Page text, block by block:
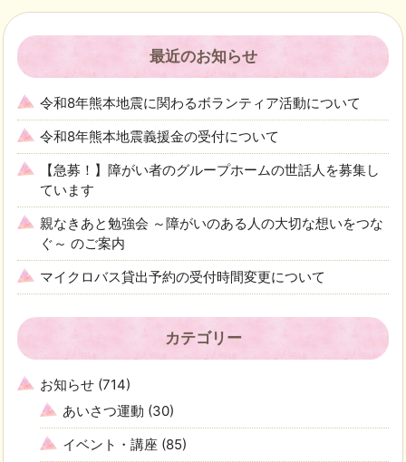
最近のお知らせ
令和8年熊本地震に関わるボランティア活動について
令和8年熊本地震義援金の受付について
【急募！】障がい者のグループホームの世話人を募集し
ています
親なきあと勉強会 ～障がいのある人の大切な想いをつな
ぐ～ のご案内
マイクロバス貸出予約の受付時間変更について
カテゴリー
お知らせ (714)
あいさつ運動 (30)
イベント・講座 (85)